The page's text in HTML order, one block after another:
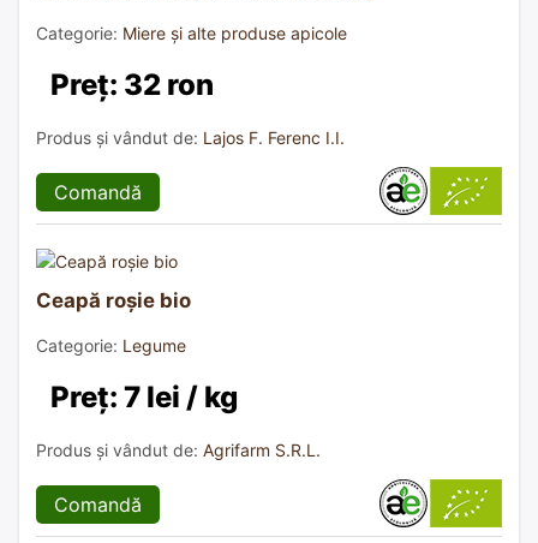
Categorie: Miere și alte produse apicole
Preț: 32 ron
Produs și vândut de: Lajos F. Ferenc I.I.
Comandă
Ceapă roșie bio
Categorie: Legume
Preț: 7 lei / kg
Produs și vândut de: Agrifarm S.R.L.
Comandă